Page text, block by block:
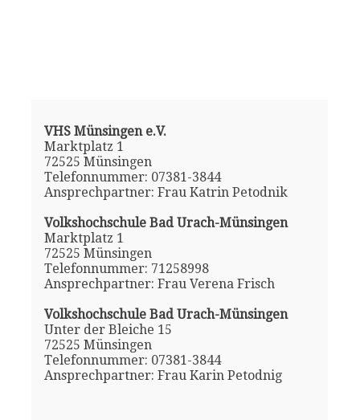
VHS Münsingen e.V.
Marktplatz 1
72525 Münsingen
Telefonnummer: 07381-3844
Ansprechpartner: Frau Katrin Petodnik
Volkshochschule Bad Urach-Münsingen
Marktplatz 1
72525 Münsingen
Telefonnummer: 71258998
Ansprechpartner: Frau Verena Frisch
Volkshochschule Bad Urach-Münsingen
Unter der Bleiche 15
72525 Münsingen
Telefonnummer: 07381-3844
Ansprechpartner: Frau Karin Petodnig